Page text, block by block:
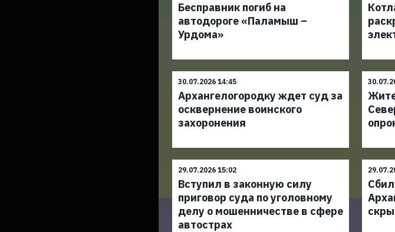
Бесправник погиб на
автодороге «Паламыш –
Урдома»
30.07.2026 14:45
Архангелогородку ждет суд за
осквернение воинского
захоронения
29.07.2026 15:02
Вступил в законную силу
приговор суда по уголовному
делу о мошенничестве в сфере
автострах